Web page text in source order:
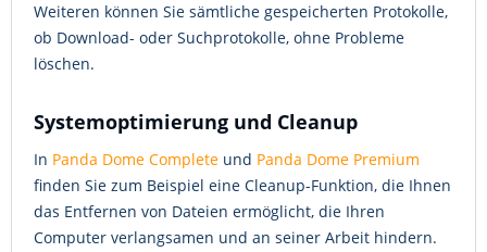
Weiteren können Sie sämtliche gespeicherten Protokolle,
ob Download- oder Suchprotokolle, ohne Probleme
löschen.
Systemoptimierung und Cleanup
In Panda Dome Complete und Panda Dome Premium
finden Sie zum Beispiel eine Cleanup-Funktion, die Ihnen
das Entfernen von Dateien ermöglicht, die Ihren
Computer verlangsamen und an seiner Arbeit hindern.